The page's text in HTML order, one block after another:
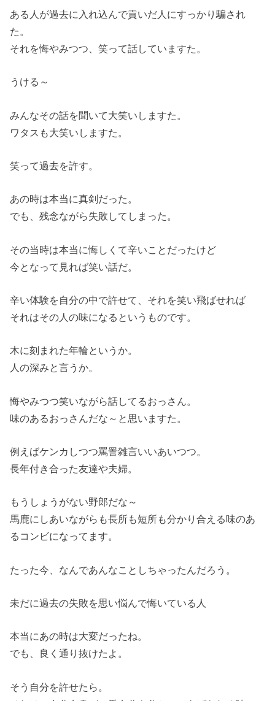
ある人が過去に入れ込んで貢いだ人にすっかり騙され
た。
それを悔やみつつ、笑って話していますた。
うける～
みんなその話を聞いて大笑いしますた。
ワタスも大笑いしますた。
笑って過去を許す。
あの時は本当に真剣だった。
でも、残念ながら失敗してしまった。
その当時は本当に悔しくて辛いことだったけど
今となって見れば笑い話だ。
辛い体験を自分の中で許せて、それを笑い飛ばせれば
それはその人の味になるというものです。
木に刻まれた年輪というか。
人の深みと言うか。
悔やみつつ笑いながら話してるおっさん。
味のあるおっさんだな～と思いますた。
例えばケンカしつつ罵詈雑言いいあいつつ。
長年付き合った友達や夫婦。
もうしょうがない野郎だな～
馬鹿にしあいながらも長所も短所も分かり合える味のあ
るコンビになってます。
たった今、なんであんなことしちゃったんだろう。
未だに過去の失敗を思い悩んで悔いている人
本当にあの時は大変だったね。
でも、良く通り抜けたよ。
そう自分を許せたら。